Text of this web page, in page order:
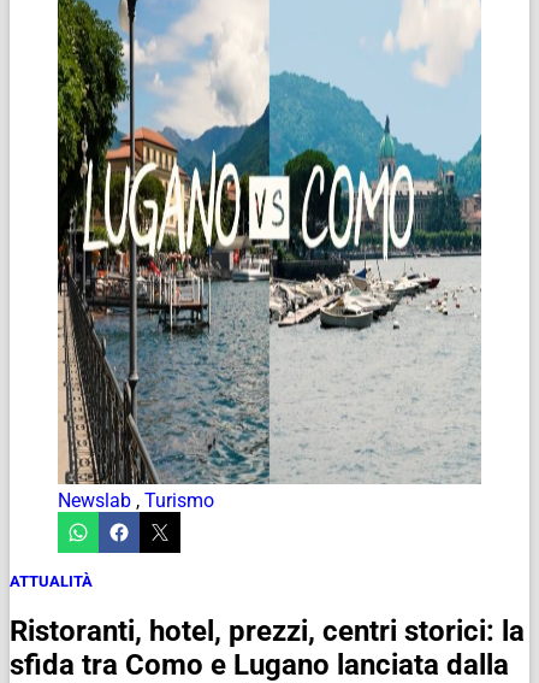
Newslab , Turismo
ATTUALITÀ
Ristoranti, hotel, prezzi, centri storici: la
sfida tra Como e Lugano lanciata dalla